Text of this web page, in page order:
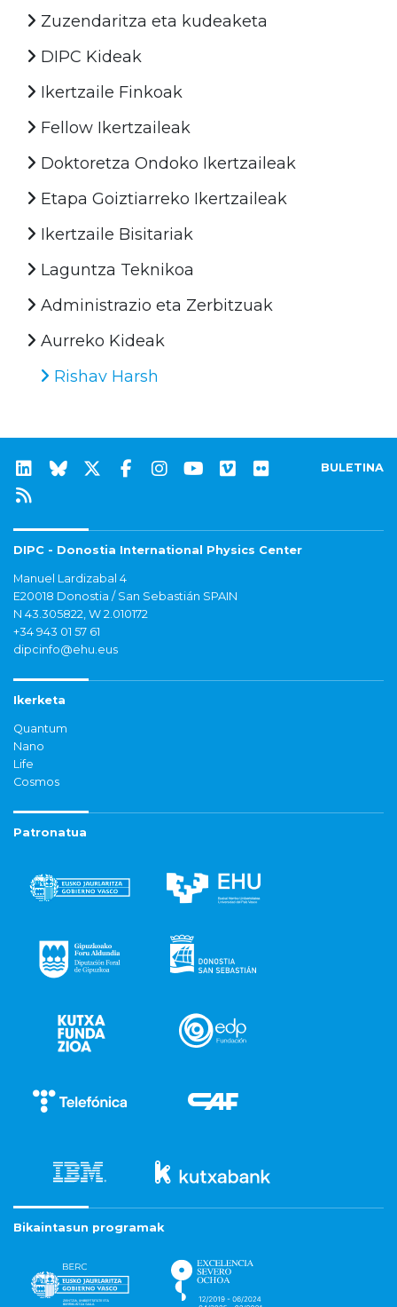
Zuzendaritza eta kudeaketa
DIPC Kideak
Ikertzaile Finkoak
Fellow Ikertzaileak
Doktoretza Ondoko Ikertzaileak
Etapa Goiztiarreko Ikertzaileak
Ikertzaile Bisitariak
Laguntza Teknikoa
Administrazio eta Zerbitzuak
Aurreko Kideak
Rishav Harsh
BULETINA
DIPC - Donostia International Physics Center
Manuel Lardizabal 4
E20018 Donostia / San Sebastián SPAIN
N 43.305822, W 2.010172
+34 943 01 57 61
dipcinfo@ehu.eus
Ikerketa
Quantum
Nano
Life
Cosmos
Patronatua
Bikaintasun programak